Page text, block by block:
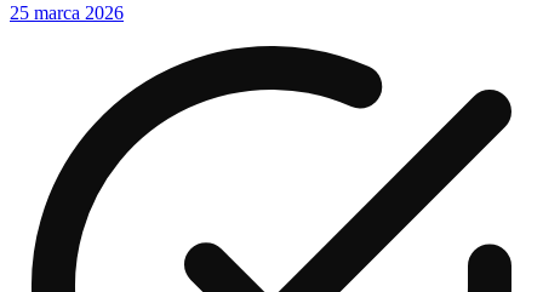
25 marca 2026